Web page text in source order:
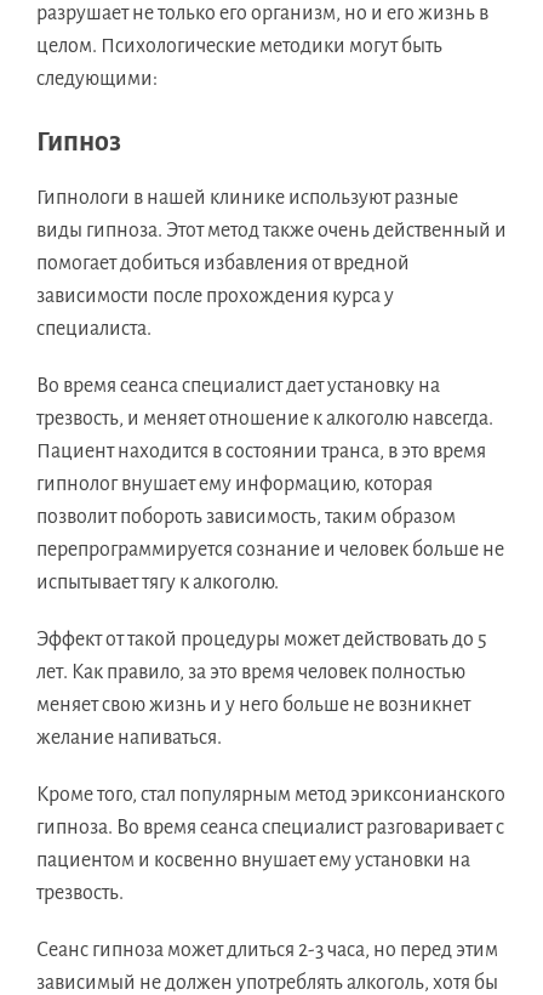
разрушает не только его организм, но и его жизнь в
целом. Психологические методики могут быть
следующими:
Гипноз
Гипнологи в нашей клинике используют разные
виды гипноза. Этот метод также очень действенный и
помогает добиться избавления от вредной
зависимости после прохождения курса у
специалиста.
Во время сеанса специалист дает установку на
трезвость, и меняет отношение к алкоголю навсегда.
Пациент находится в состоянии транса, в это время
гипнолог внушает ему информацию, которая
позволит побороть зависимость, таким образом
перепрограммируется сознание и человек больше не
испытывает тягу к алкоголю.
Эффект от такой процедуры может действовать до 5
лет. Как правило, за это время человек полностью
меняет свою жизнь и у него больше не возникнет
желание напиваться.
Кроме того, стал популярным метод эриксонианского
гипноза. Во время сеанса специалист разговаривает с
пациентом и косвенно внушает ему установки на
трезвость.
Сеанс гипноза может длиться 2-3 часа, но перед этим
зависимый не должен употреблять алкоголь, хотя бы